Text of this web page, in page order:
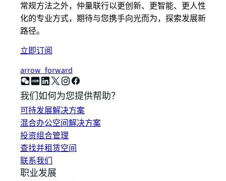
常规方法之外，仲量联行以更创新、更智能、更人性
化的专业方式，期待与您携手向光而为，探索发展新
路径。
立即订阅
arrow_forward
我们如何为您提供帮助？
可持发展解决方案
混合办公空间解决方案
投资组合管理
查找并租赁空间
联系我们
职业发展